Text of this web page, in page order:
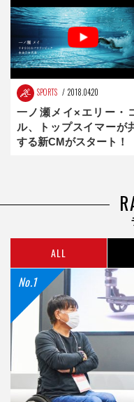
SPORTS 2018.04.20
一ノ瀬メイ×エリー・
ル、トップスイマーが
する新CMがスタート！
ALL